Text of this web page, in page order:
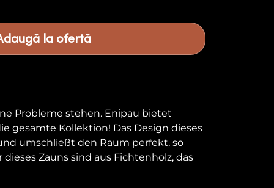
la ofertă
Probleme stehen. Enipau bietet
gesamte Kollektion! Das Design dieses
umschließt den Raum perfekt, so
Zauns sind aus Fichtenholz, das